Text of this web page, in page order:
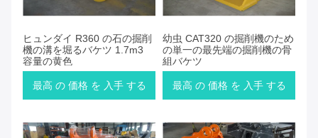
ヒュンダイ R360 の石の掘削
機の溝を堀るバケツ 1.7m3
容量の黄色
最高 の 価格 を 入手 する
幼虫 CAT320 の掘削機のため
の単一の最先端の掘削機の骨
組バケツ
最高 の 価格 を 入手 する